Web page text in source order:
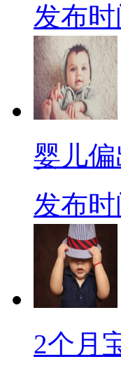
发布时
婴儿
发布时
2个月